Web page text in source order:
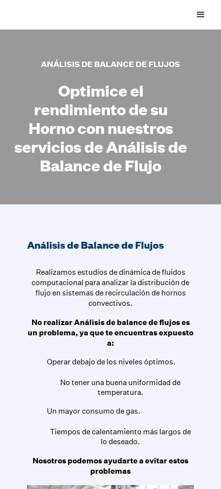
ANÁLISIS DE BALANCE DE FLUJOS
Optimice el
rendimiento de su
Horno con nuestros
servicios de Análisis de
Balance de Flujo
Análisis de Balance de Flujos
Realizamos estudios de dinámica de fluidos
computacional para analizar la distribución de
flujo en sistemas de recirculación de hornos
convectivos.
No realizar Análisis de balance de flujos es
un problema, ya que te encuentras expuesto
a:
Operar debajo de los niveles óptimos.
No tener una buena uniformidad de
temperatura.
Un mayor consumo de gas.
Tiempos de calentamiento más largos de
lo deseado.
Nosotros podemos ayudarte a evitar estos
problemas